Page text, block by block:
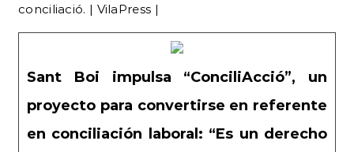
conciliació. | VilaPress |
Sant Boi impulsa “ConciliAcció”, un
proyecto para convertirse en referente
en conciliación laboral: “Es un derecho